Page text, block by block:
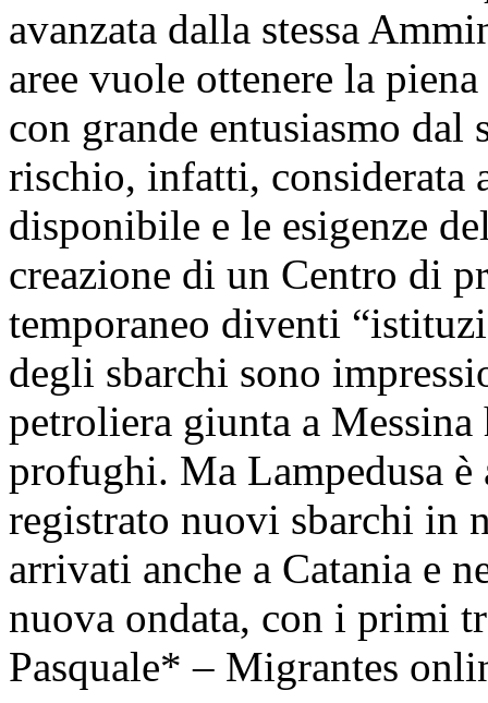
avanzata dalla stessa
aree vuole ottenere la
con grande entusiasmo
rischio, infatti, considerata
disponibile e le esigenze
creazione di un Centro di
temporaneo diventi
degli sbarchi sono
petroliera giunta a
profughi. Ma Lampedusa
registrato nuovi sbarchi in
arrivati anche a Catania e
nuova ondata, con i primi
Pasquale* – Migrantes